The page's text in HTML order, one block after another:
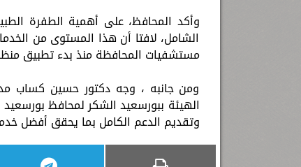
وأكد المحافظ، على أهمية الطفرة
الشامل، لافتا أن هذا المستوى من
مستشفيات المحافظة منذ بدء تطبيق
ومن جانبه ، وجه دكتور حسين كساب
الهيئة ببورسعيد الشكر لمحافظ
وتقديم الدعم الكامل بما يحقق أفضل